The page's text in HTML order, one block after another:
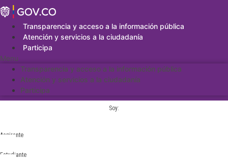
Saltar
al
contenidoTransparencia y acceso a la información pública
Atención y servicios a la ciudadanía
Participa
Menu
Transparencia y acceso a la información pública
Atención y servicios a la ciudadanía
Participa
Soy:
Aspirante
Estudiante